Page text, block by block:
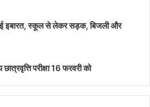
इबारत, स्कूल से लेकर सड़क, बिजली और
परीक्षा 16 फरवरी को